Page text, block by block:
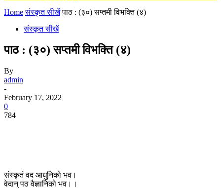
Home संस्कृत सीखें पाठ : (३०) सप्तमी विभक्ति (४)
संस्कृत सीखें
पाठ : (३०) सप्तमी विभक्ति (४)
By
admin
-
February 17, 2022
0
784
संस्कृतं वद आधुनिको भव।
वेदान् पठ वैज्ञानिको भव।।